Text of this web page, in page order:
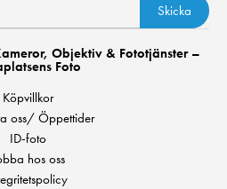
Skicka
Objektiv & Fototjänster –
Foto
Köpvillkor
oss/ Öppettider
ID-foto
hos oss